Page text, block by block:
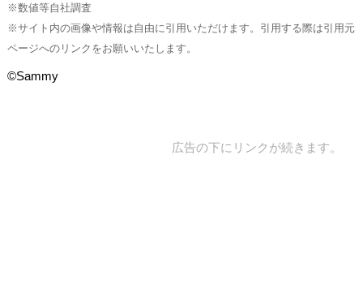
※数値等自社調査
※サイト内の画像や情報は自由に引用いただけます。引用する際は引用元
ページへのリンクをお願いいたします。
©Sammy
広告の下にリンクが続きます。